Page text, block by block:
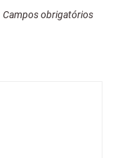
Campos obrigatórios